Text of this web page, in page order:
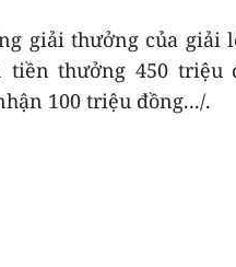
giải thưởng của giải
tiền thưởng 450 triệu
100 triệu đồng.../.